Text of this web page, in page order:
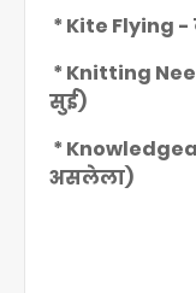
* Kite Flying
* Knitting
सुई)
*
असलेला)